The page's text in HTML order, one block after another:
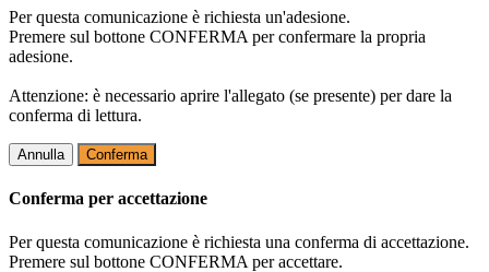
Per questa comunicazione è richiesta un'adesione.
Premere sul bottone CONFERMA per confermare la propria
adesione.
Attenzione: è necessario aprire l'allegato (se presente) per dare la
conferma di lettura.
Annulla Conferma
Conferma per accettazione
Per questa comunicazione è richiesta una conferma di accettazione.
Premere sul bottone CONFERMA per accettare.